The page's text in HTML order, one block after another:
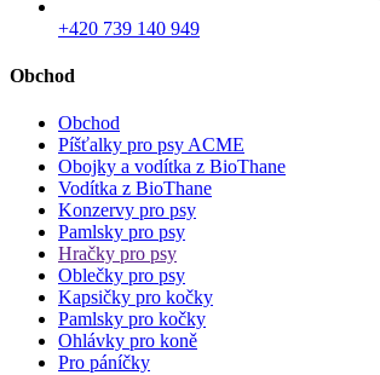
+420 739 140 949
Obchod
Obchod
Píšťalky pro psy ACME
Obojky a vodítka z BioThane
Vodítka z BioThane
Konzervy pro psy
Pamlsky pro psy
Hračky pro psy
Oblečky pro psy
Kapsičky pro kočky
Pamlsky pro kočky
Ohlávky pro koně
Pro páníčky